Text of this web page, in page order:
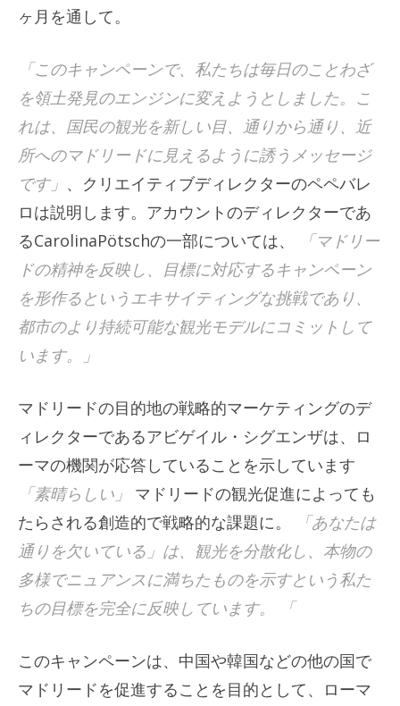
ヶ月を通して。
「このキャンペーンで、私たちは毎日のことわざ
を領土発見のエンジンに変えようとしました。こ
れは、国民の観光を新しい目、通りから通り、近
所へのマドリードに見えるように誘うメッセージ
です」 、クリエイティブディレクターのペペバレ
ロは説明します。アカウントのディレクターであ
るCarolinaPötschの一部については、
「マドリー
ドの精神を反映し、目標に対応するキャンペーン
を形作るというエキサイティングな挑戦であり、
都市のより持続可能な観光モデルにコミットして
います。」
マドリードの目的地の戦略的マーケティングのデ
ィレクターであるアビゲイル・シグエンザは、ロ
ーマの機関が応答していることを示しています
「素晴らしい」 マドリードの観光促進によっても
たらされる創造的で戦略的な課題に。
「あなたは
通りを欠いている」は、観光を分散化し、本物の
多様でニュアンスに満ちたものを示すという私た
ちの目標を完全に反映しています。 「
このキャンペーンは、中国や韓国などの他の国で
マドリードを促進することを目的として、ローマ